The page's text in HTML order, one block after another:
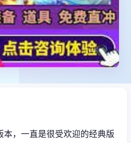
本，一直是很受欢迎的经典版